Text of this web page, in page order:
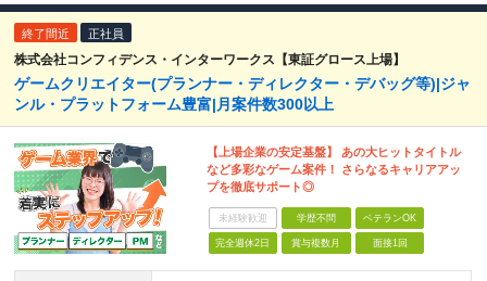
終了間近 正社員
株式会社コンフィデンス・インターワークス【東証グロース上場】
ゲームクリエイター(プランナー・ディレクター・デバッグ等)|ジャ
ンル・プラットフォーム豊富|月案件数300以上
【上場企業の安定基盤】 あの大ヒットタイトル
など多彩なゲーム案件！ さらなるキャリアアッ
プを徹底サポート◎
未経験歓迎 学歴不問 ベテランOK
完全週休2日 賞与複数月 面接1回